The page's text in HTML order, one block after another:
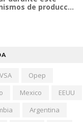
de producc...
Opep
Mexico
EEUU
Argentina